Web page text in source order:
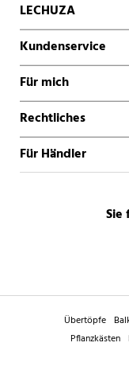
LECHUZA
Kundenservice
Für mich
Rechtliches
Für Händler
Sie
Übertöpfe
Pflanzkästen